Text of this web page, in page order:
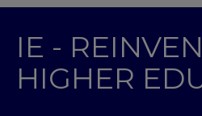
IE -
HIGHER